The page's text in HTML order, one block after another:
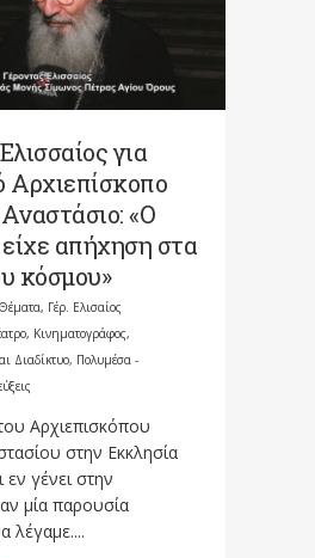
για
Αρχιεπίσκοπο
«Ο
απήχηση στα
κόσμου»
, Γέρ. Ελισαίος
Κινηματογράφος,
Διαδίκτυο, Πολυμέσα -
Αρχιεπισκόπου
στην Εκκλησία
εν γένει στην
μία παρουσία
λέγαμε....